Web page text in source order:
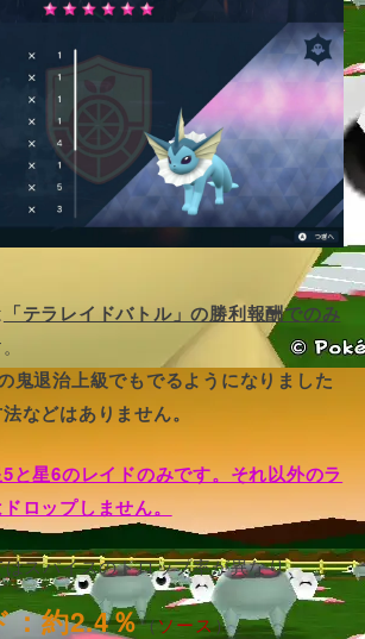
「テラレイドバトル」の勝利報酬でのみ
鬼退治上級でもでるようになりました
などはありません。
と星6のレイドのみです。それ以外のラ
ロップしません。
スパイスのドロップ率が異なり、
：約2.4％（ソース）